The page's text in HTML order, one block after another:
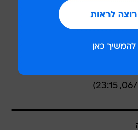
מסר הבוקר כי "בוקר
על שיגורו המוצלח של
Spacecom ו-SpaceX על העבודה הברוכה
מדינת ישראל".